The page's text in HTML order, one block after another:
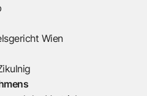
Wien